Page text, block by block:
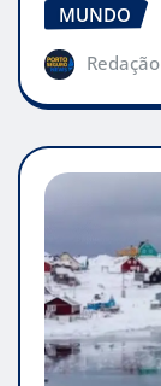
MUNDO
Redação